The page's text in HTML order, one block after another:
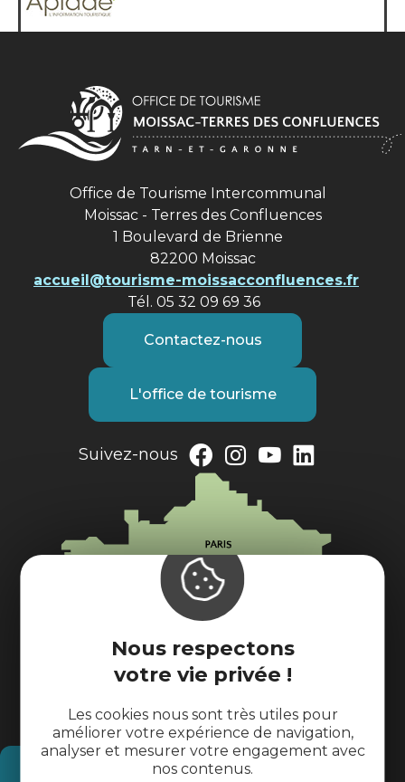
Nous respectons
votre vie privée !
Les cookies nous sont très utiles pour
améliorer votre expérience de navigation,
analyser et mesurer votre engagement avec
nos contenus.
Office de Tourisme Intercommunal
Moissac - Terres des Confluences
1 Boulevard de Brienne
82200 Moissac
accueil@tourisme-moissacconfluences.fr
Tél. 05 32 09 69 36
Contactez-nous
L'office de tourisme
Suivez-nous
Comment venir ?